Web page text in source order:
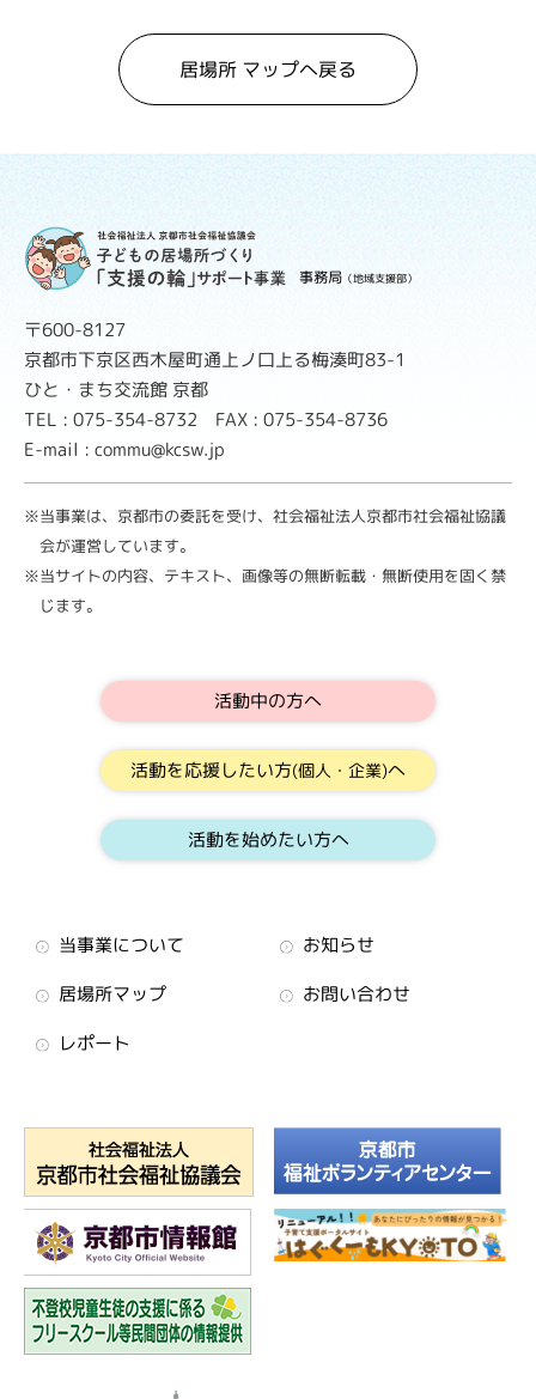
居場所 マップへ戻る
事務局 （地域支援部）
〒600-8127
京都市下京区西木屋町通上ノ口上る梅湊町83-1
ひと・まち交流館 京都
TEL : 075-354-8732 FAX : 075-354-8736
E-mail : commu@kcsw.jp
※当事業は、京都市の委託を受け、社会福祉法人京都市社会福祉協議
会が運営しています。
※当サイトの内容、テキスト、画像等の無断転載・無断使用を固く禁
じます。
活動中の方へ
活動を応援したい方(個人・企業)へ
活動を始めたい方へ
当事業について
お知らせ
居場所マップ
お問い合わせ
レポート